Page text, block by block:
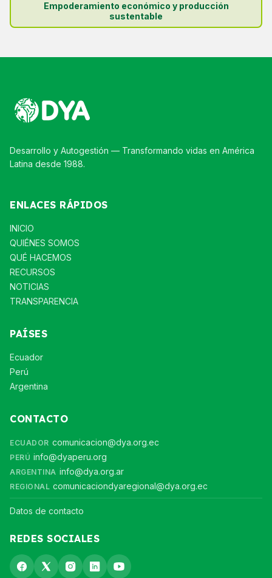
Empoderamiento económico y producción
sustentable
Desarrollo y Autogestión — Transformando vidas en América
Latina desde 1988.
ENLACES RÁPIDOS
INICIO
QUIÉNES SOMOS
QUÉ HACEMOS
RECURSOS
NOTICIAS
TRANSPARENCIA
PAÍSES
Ecuador
Perú
Argentina
CONTACTO
ECUADOR comunicacion@dya.org.ec
PERÚ info@dyaperu.org
ARGENTINA info@dya.org.ar
REGIONAL comunicaciondyaregional@dya.org.ec
Datos de contacto
REDES SOCIALES